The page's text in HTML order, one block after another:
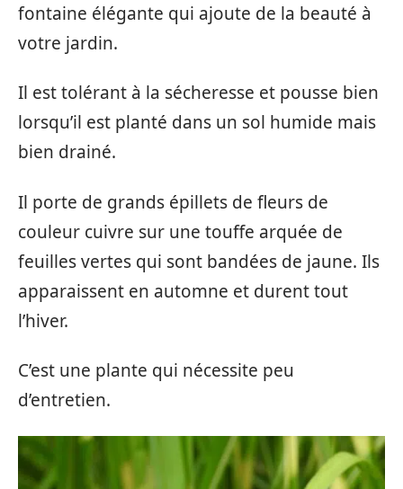
fontaine élégante qui ajoute de la beauté à
votre jardin.
Il est tolérant à la sécheresse et pousse bien
lorsqu’il est planté dans un sol humide mais
bien drainé.
Il porte de grands épillets de fleurs de
couleur cuivre sur une touffe arquée de
feuilles vertes qui sont bandées de jaune. Ils
apparaissent en automne et durent tout
l’hiver.
C’est une plante qui nécessite peu
d’entretien.